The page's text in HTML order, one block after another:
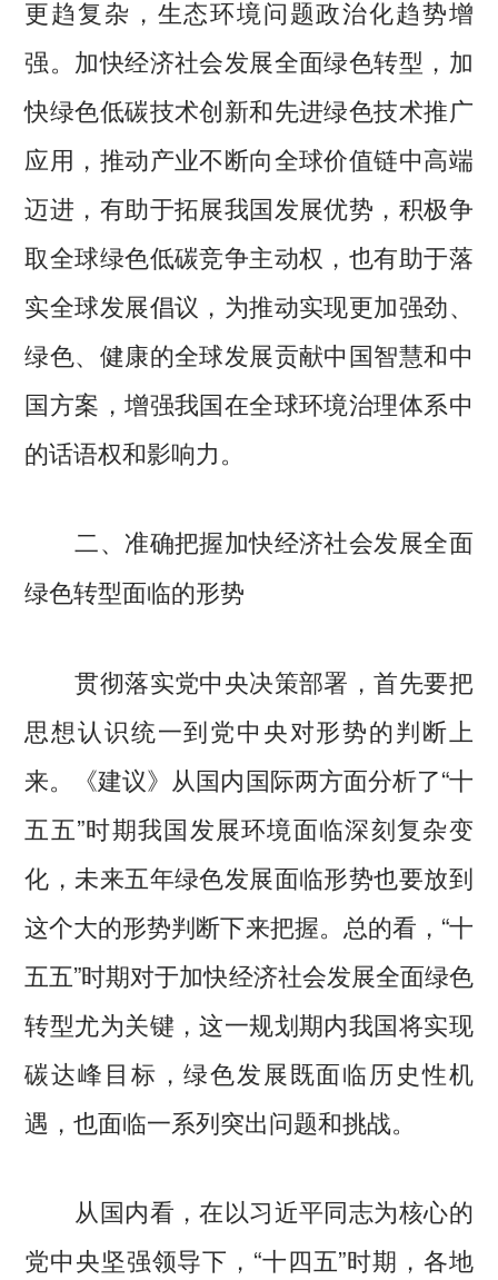
更趋复杂，生态环境问题政治化趋势增
强。加快经济社会发展全面绿色转型，加
快绿色低碳技术创新和先进绿色技术推广
应用，推动产业不断向全球价值链中高端
迈进，有助于拓展我国发展优势，积极争
取全球绿色低碳竞争主动权，也有助于落
实全球发展倡议，为推动实现更加强劲、
绿色、健康的全球发展贡献中国智慧和中
国方案，增强我国在全球环境治理体系中
的话语权和影响力。
二、准确把握加快经济社会发展全面
绿色转型面临的形势
贯彻落实党中央决策部署，首先要把
思想认识统一到党中央对形势的判断上
来。《建议》从国内国际两方面分析了“十
五五”时期我国发展环境面临深刻复杂变
化，未来五年绿色发展面临形势也要放到
这个大的形势判断下来把握。总的看，“十
五五”时期对于加快经济社会发展全面绿色
转型尤为关键，这一规划期内我国将实现
碳达峰目标，绿色发展既面临历史性机
遇，也面临一系列突出问题和挑战。
从国内看，在以习近平同志为核心的
党中央坚强领导下，“十四五”时期，各地